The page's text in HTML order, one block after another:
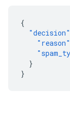
{
"decision"
"reason"
}
}